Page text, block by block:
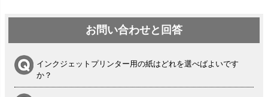
お問い合わせと回答
インクジェットプリンター用の紙はどれを選べばよいです
か？